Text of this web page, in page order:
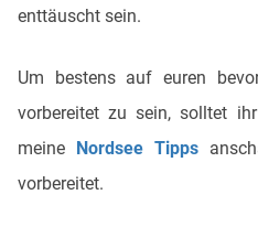
enttäuscht sein.
Um bestens auf euren
vorbereitet zu sein, solltet
meine
Nordsee Tipps
vorbereitet.